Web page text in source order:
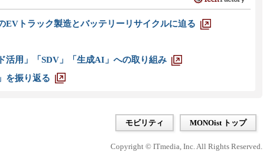
EVトラック製造とバッテリーリサイクルに迫る
活用」「SDV」「生成AI」への取り組み
を振り返る
モビリティ MONOist トップ
Copyright © ITmedia, Inc. All Rights Reserved.